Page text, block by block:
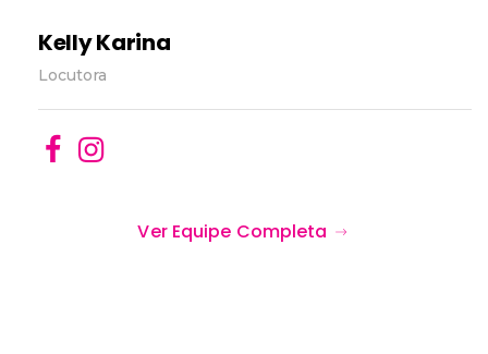
Kelly Karina
Locutora
Ver Equipe Completa